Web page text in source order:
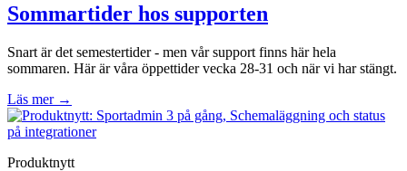
Sommartider hos supporten
Snart är det semestertider - men vår support finns här hela
sommaren. Här är våra öppettider vecka 28-31 och när vi har stängt.
Läs mer →
Produktnytt